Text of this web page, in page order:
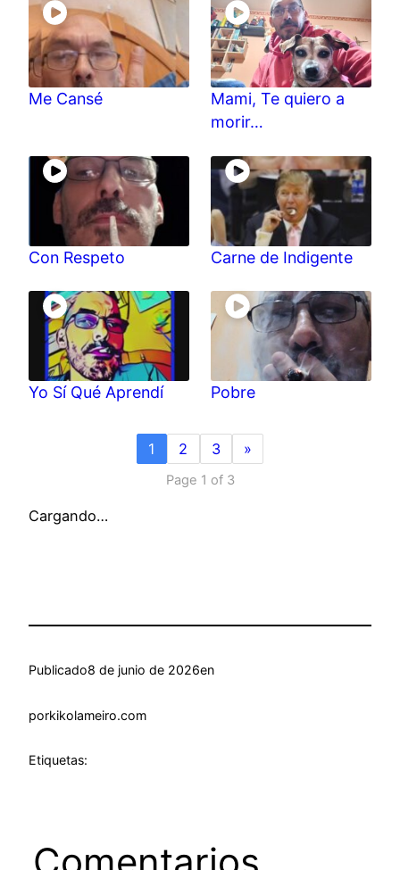
Me Cansé
Mami, Te quiero a
morir…
Con Respeto Carne de Indigente
Yo Sí Qué Aprendí Pobre
1 2 3 »
Page 1 of 3
Cargando…
Publicado8 de junio de 2026en
porkikolameiro.com
Etiquetas: